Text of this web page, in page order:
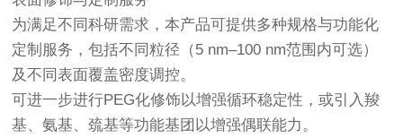
为满足不同科研需求，本产品可提供多种规格与功能化
定制服务，包括不同粒径（5 nm–100 nm范围内可选）
及不同表面覆盖密度调控。
可进一步进行PEG化修饰以增强循环稳定性，或引入羧
基、氨基、巯基等功能基团以增强偶联能力。